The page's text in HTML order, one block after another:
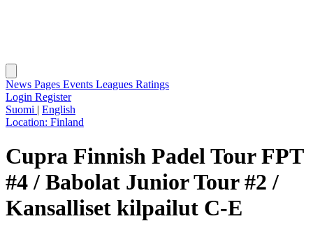
News Pages Events Leagues Ratings
Login Register
Suomi | English
Location: Finland
Cupra Finnish Padel Tour FPT
#4 / Babolat Junior Tour #2 /
Kansalliset kilpailut C-E